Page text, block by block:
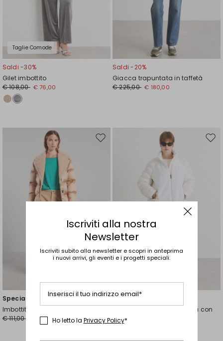
Taglie Comode
Saldi -30%
Gilet imbottito
€ 108,00 € 76,00
Saldi -20%
Giacca trapuntata in taffetà
€ 225,00 € 180,00
Sposta
Special Price
Imbottito con rever a peluche
€ 111,00
€ 78,00
Nuovi Arrivi
Imbottito in tela antigoccia con
inserti
Iscriviti alla nostra
Newsletter
Iscriviti subito alla newsletter e scopri in anteprima
i nuovi arrivi, gli eventi e i progetti speciali.
Inserisci il tuo indirizzo email*
Ho letto la Privacy Policy*